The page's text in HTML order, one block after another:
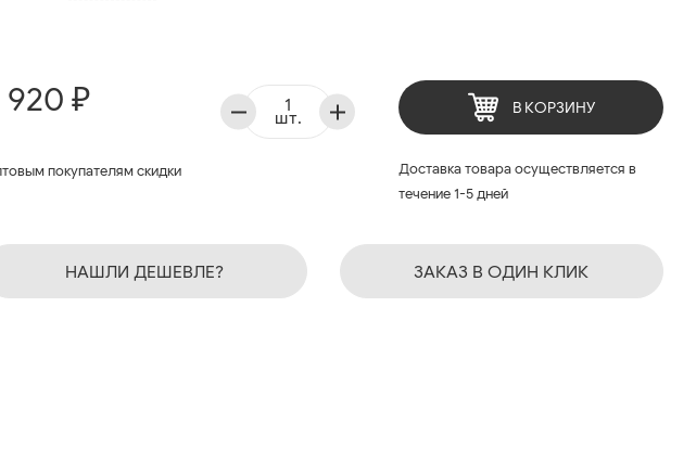
920 ₽
покупателям скидки
шт. В КОРЗИНУ
Доставка товара осуществляется в
течение 1-5 дней
НАШЛИ ДЕШЕВЛЕ? ЗАКАЗ В ОДИН КЛИК